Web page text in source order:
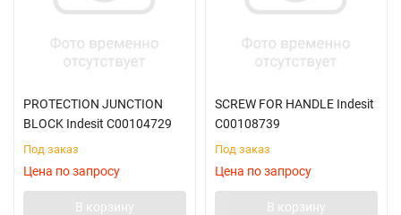
PROTECTION JUNCTION
BLOCK Indesit C00104729
Под заказ
Цена по запросу
В корзину
SCREW FOR HANDLE Indesit
C00108739
Под заказ
Цена по запросу
В корзину